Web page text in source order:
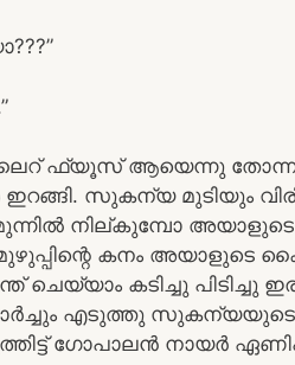
ഫ്യൂസ് ആയെന്നു
സുകന്യ മുടിയും
നില്കുമ്പോ അയാളുടെ
കനം അയാളുടെ
ചെയ്യാം കടിച്ചു പിടിച്ചു
എടുത്തു സുകന്യയുടെ
ഗോപാലൻ നായർ